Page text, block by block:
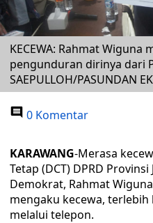
KECEWA: Rahmat
pengunduran dirinya dari
SAEPULLOH/PASUNDAN
0 Komentar
KARAWANG-Merasa
Tetap (DCT) DPRD
Demokrat, Rahmat
mengaku kecewa,
melalui telepon.